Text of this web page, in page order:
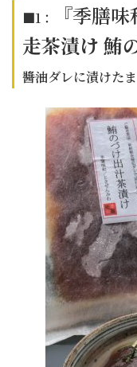
■1： 『季膳味
走茶漬け 鮪
――醬油ダレに漬けた